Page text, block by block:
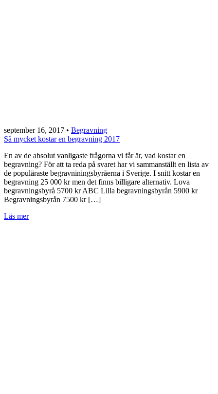
september 16, 2017 • Begravning
Så mycket kostar en begravning 2017
En av de absolut vanligaste frågorna vi får är, vad kostar en
begravning? För att ta reda på svaret har vi sammanställt en lista av
de populäraste begravniningsbyråerna i Sverige. I snitt kostar en
begravning 25 000 kr men det finns billigare alternativ. Lova
begravningsbyrå 5700 kr ABC Lilla begravningsbyrån 5900 kr
Begravningsbyrån 7500 kr […]
Läs mer